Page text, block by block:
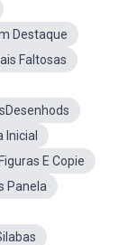
Destaque
Faltosas
Inicial
E Copie
Panela